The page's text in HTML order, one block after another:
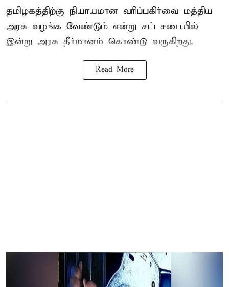
தமிழகத்திற்கு நியாயமான வரிப்பகிர்வை மத்திய
அரசு வழங்க வேண்டும் என்று சட்டசபையில்
இன்று அரசு தீர்மானம் கொண்டு வருகிறது.
Read More